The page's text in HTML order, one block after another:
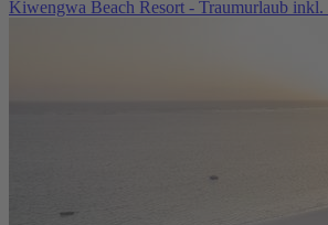
Kiwengwa Beach Resort - Traumurlaub inkl.